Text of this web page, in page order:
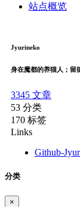
站点概览
Jyurineko
身在魔都的养猫人；留
3345 文章
53 分类
170 标签
Links
Github-
分类
×